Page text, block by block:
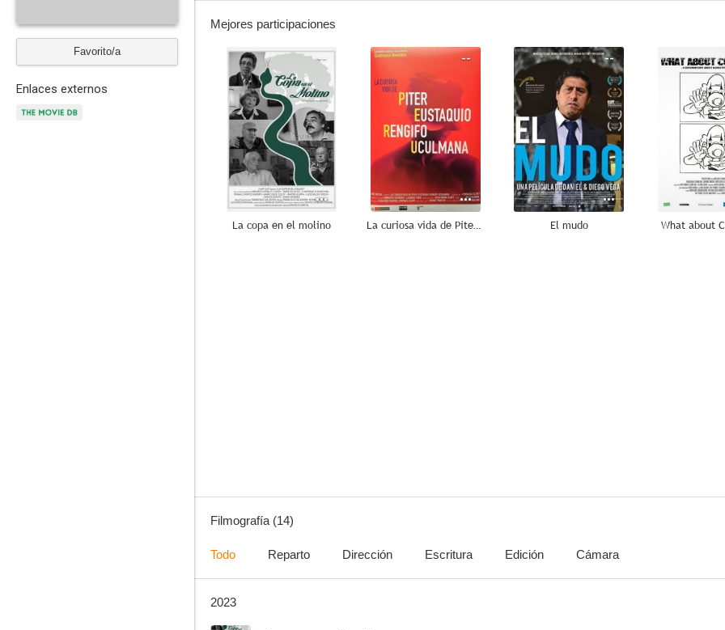
Favorito/a
Enlaces externos
Mejores participaciones
--
La copa en el molino
--
La curiosa vida de Piter Eustaquio Rengifo Uculmana
--
El mudo What about
Filmografía (14)
Todo Reparto Dirección Escritura Edición Cámara
2023